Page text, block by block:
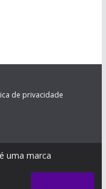
de privacidade
é uma marca